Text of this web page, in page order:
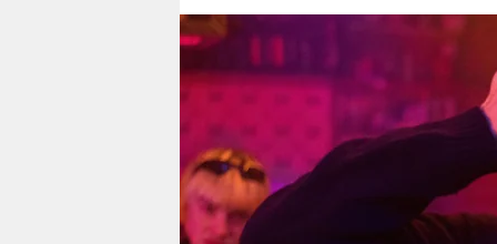
berlin
nord
wahrheit
verlag
verlag